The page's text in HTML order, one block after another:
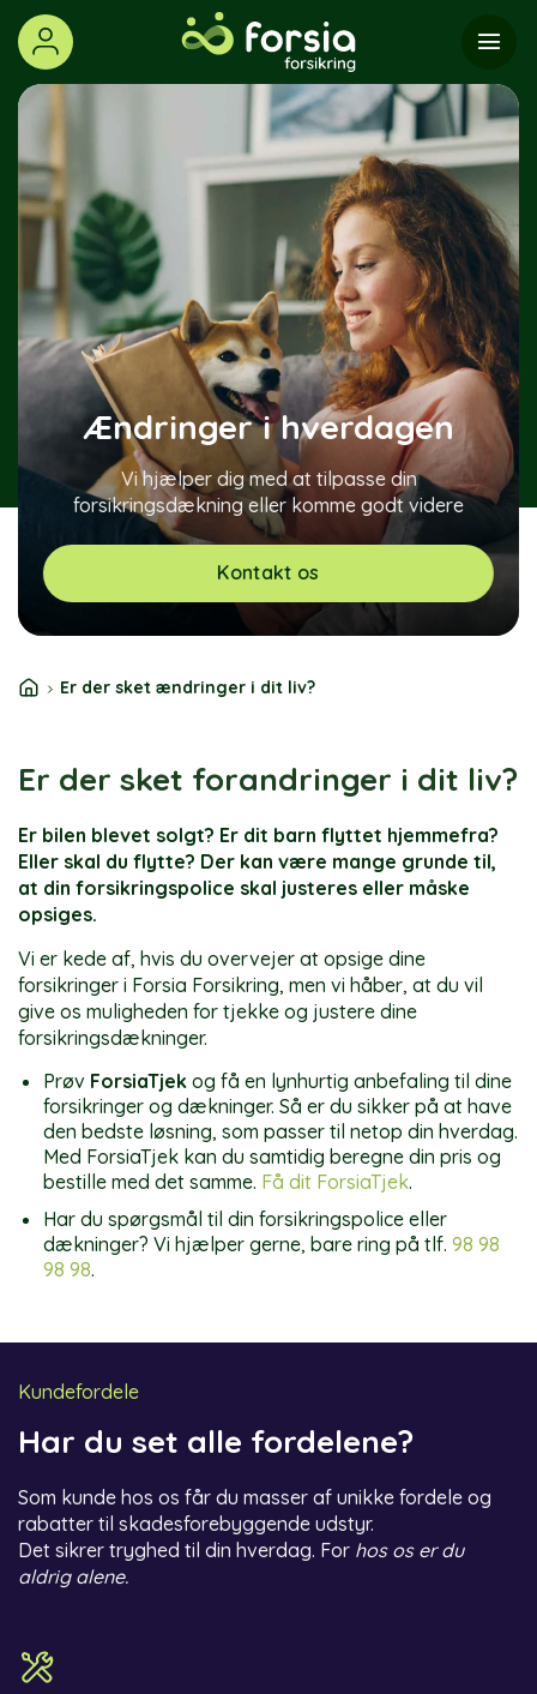
Skip
content
Ændringer i hverdagen
Vi hjælper dig med at tilpasse din
forsikringsdækning eller komme godt videre
Kontakt os
Er der sket ændringer i dit liv?
Er der sket forandringer i dit liv?
Er bilen blevet solgt? Er dit barn flyttet hjemmefra?
Eller skal du flytte? Der kan være mange grunde til,
at din forsikringspolice skal justeres eller måske
opsiges.
Vi er kede af, hvis du overvejer at opsige dine
forsikringer i Forsia Forsikring, men vi håber, at du vil
give os muligheden for tjekke og justere dine
forsikringsdækninger.
Prøv ForsiaTjekog få en lynhurtig anbefaling til dine
forsikringer og dækninger. Så er du sikker på at have
den bedste løsning, som passer til netop din hverdag.
Med ForsiaTjek kan du samtidig beregne din pris og
bestille med det samme. Få dit ForsiaTjek.
Har du spørgsmål til din forsikringspolice eller
dækninger? Vi hjælper gerne, bare ring på tlf. 98 98
98 98.
Kundefordele
Har du set alle fordelene?
Som kunde hos os får du masser af unikke fordele og
rabatter til skadesforebyggende udstyr.
Det sikrer tryghed til din hverdag. For hos os er du
aldrig alene.